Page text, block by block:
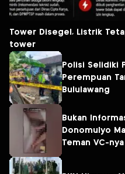
Tower Disegel, Listrik Tetap Menyala: Diduga ada Mafia
tower
Polisi Selidiki
Perempuan
Bululawang
Bukan
Donomulyo
Teman VC-